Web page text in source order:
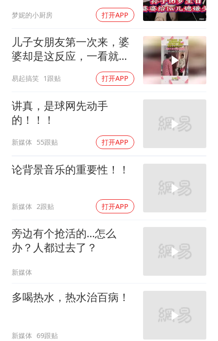
梦妮的小厨房 打开APP
儿子女朋友第一次来，婆
婆却是这反应，一看就不
易起搞笑 1跟贴 打开APP
讲真，是球网先动手
的！！！
新媒体 55跟贴 打开APP
论背景音乐的重要性！！
新媒体 2跟贴 打开APP
旁边有个抢活的…怎么
办？人都过去了？
新媒体
多喝热水，热水治百病！
新媒体 69跟贴